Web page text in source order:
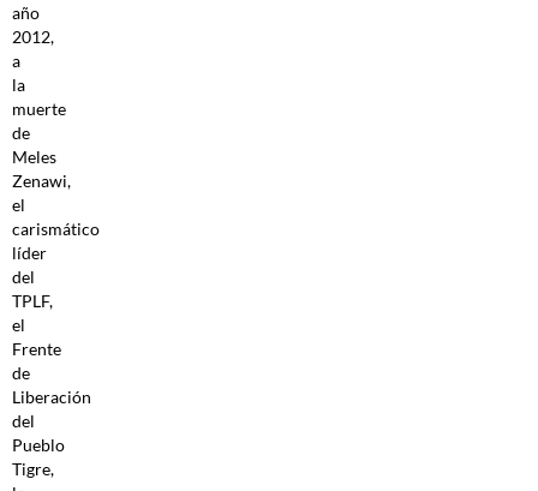
año
2012,
a
la
muerte
de
Meles
Zenawi,
el
carismático
líder
del
TPLF,
el
Frente
de
Liberación
del
Pueblo
Tigre,